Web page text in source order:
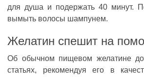
для душа и подержать 40 минут.
вымыть волосы шампунем.
Желатин спешит на
Об обычном пищевом желатине
статьях, рекомендуя его в